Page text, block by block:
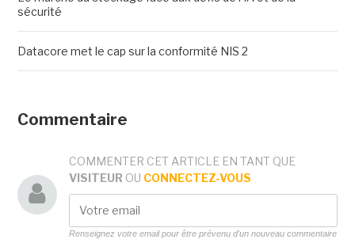
sécurité
Datacore met le cap sur la conformité NIS 2
Commentaire
COMMENTER CET ARTICLE EN TANT QUE
VISITEUR OU CONNECTEZ-VOUS
Renseignez votre email pour être prévenu d'un nouveau commentaire